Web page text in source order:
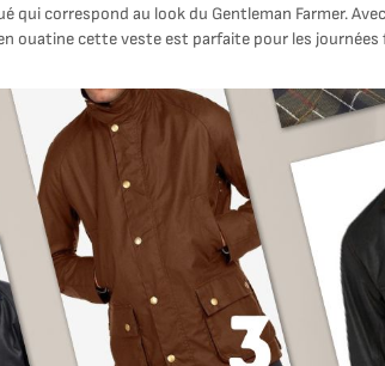
qui correspond au look du Gentleman Farmer.
ouatine cette veste est parfaite pour les journées